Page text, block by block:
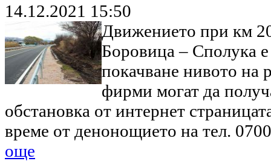
14.12.2021 15:50
Движението при км
Боровица – Сполука
покачване нивото на
фирми могат да
обстановка от интернет
време от денонощието на тел.
още